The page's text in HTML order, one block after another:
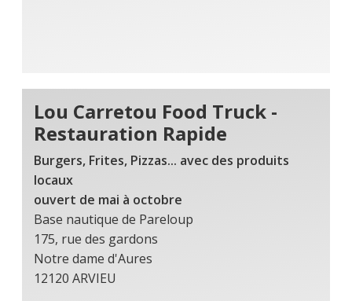
Lou Carretou Food Truck -
Restauration Rapide
Burgers, Frites, Pizzas... avec des produits
locaux
ouvert de mai à octobre
Base nautique de Pareloup
175, rue des gardons
Notre dame d'Aures
12120 ARVIEU